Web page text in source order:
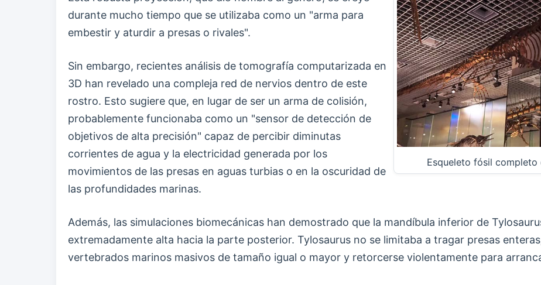
Esqueleto fósil
durante mucho tiempo que se utilizaba como un "arma para
embestir y aturdir a presas o rivales".
Sin embargo, recientes análisis de tomografía computarizada en
3D han revelado una compleja red de nervios dentro de este
rostro. Esto sugiere que, en lugar de ser un arma de colisión,
probablemente funcionaba como un "sensor de detección de
objetivos de alta precisión" capaz de percibir diminutas
corrientes de agua y la electricidad generada por los
movimientos de las presas en aguas turbias o en la oscuridad de
las profundidades marinas.
Además, las simulaciones biomecánicas han demostrado que la mandíbula inferior de
extremadamente alta hacia la parte posterior. Tylosaurus no se limitaba a tragar presas
vertebrados marinos masivos de tamaño igual o mayor y retorcerse violentamente para